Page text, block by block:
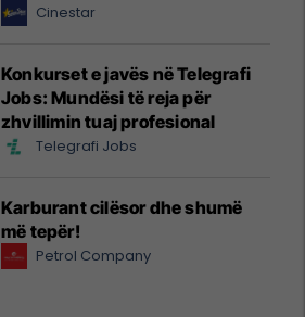
Cinestar
Konkurset e javës në Telegrafi
Jobs: Mundësi të reja për
zhvillimin tuaj profesional
Telegrafi Jobs
Karburant cilësor dhe shumë
më tepër!
Petrol Company